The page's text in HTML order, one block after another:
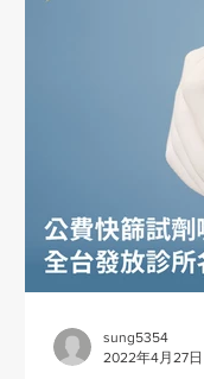
sung5354
2022年4月27日